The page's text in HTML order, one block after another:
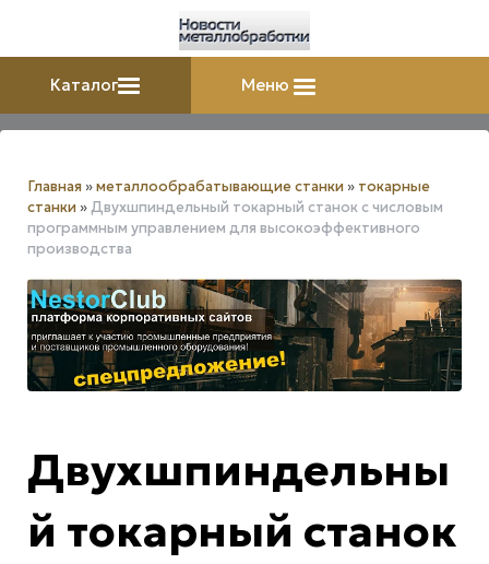
Каталог Меню
Главная »металлообрабатывающие станки » токарные
станки »Двухшпиндельный токарный станок с числовым
программным управлением для высокоэффективного
производства
Двухшпиндельны
й токарный станок